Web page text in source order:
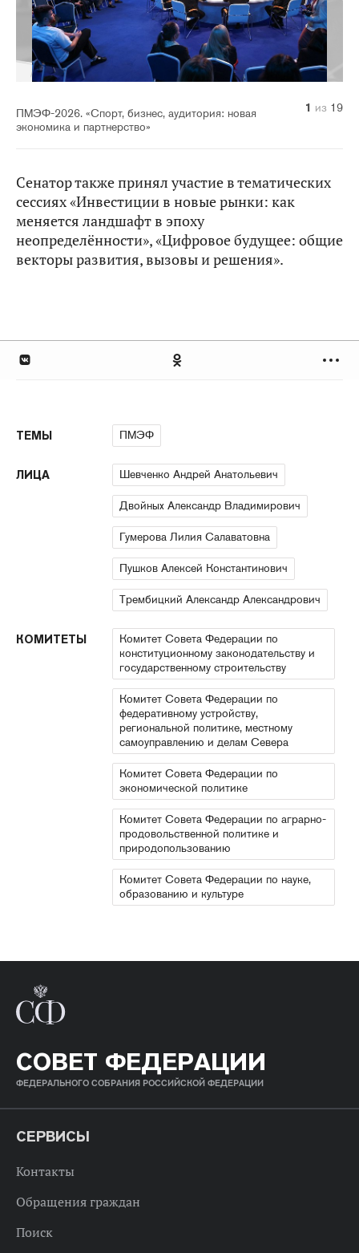
ПМЭФ-2026. «Спорт, бизнес, аудитория: новая
экономика и партнерство»
1 из 19
2 из 19
3 из 19
4 из 19
5 из 19
6 из 19
7 из 19
8 из 19
9 из 19
10 из 19
11 из 19
12 из 19
13 из 19
14 из 19
15 из 19
16 из 19
17 из 19
18 из 19
19 из 19
Сенатор также принял участие в тематических
сессиях «Инвестиции в новые рынки: как
меняется ландшафт в эпоху
неопределённости», «Цифровое будущее: общие
векторы развития, вызовы и решения».
ТЕМЫ ПМЭФ
ЛИЦА Шевченко Андрей Анатольевич
Двойных Александр Владимирович
Гумерова Лилия Салаватовна
Пушков Алексей Константинович
Трембицкий Александр Александрович
КОМИТЕТЫ
Комитет Совета Федерации по
конституционному законодательству и
государственному строительству
Комитет Совета Федерации по
федеративному устройству,
региональной политике, местному
самоуправлению и делам Севера
Комитет Совета Федерации по
экономической политике
Комитет Совета Федерации по аграрно-
продовольственной политике и
природопользованию
Комитет Совета Федерации по науке,
образованию и культуре
СОВЕТ ФЕДЕРАЦИИ
ФЕДЕРАЛЬНОГО СОБРАНИЯ РОССИЙСКОЙ ФЕДЕРАЦИИ
СЕРВИСЫ
Контакты
Обращения граждан
Поиск